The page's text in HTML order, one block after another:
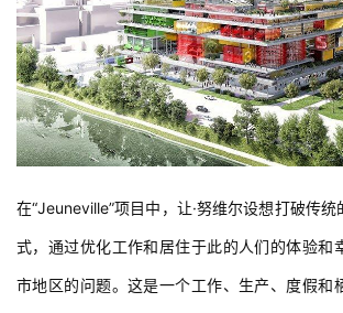
在“Jeuneville”项目中，让·努维尔设想打破传
式，通过优化工作和居住于此的人们的体验和
市地区的问题。这是一个工作、生产、度假和